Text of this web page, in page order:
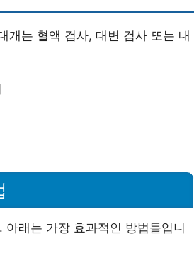
개는 혈액 검사, 대변 검사 또는 내
래는 가장 효과적인 방법들입니